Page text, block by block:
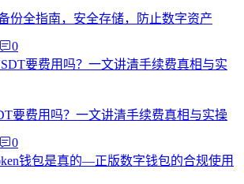
份全指南，安全存储，防止数字资产
0
要费用吗？一文讲清手续费真相与实操
0